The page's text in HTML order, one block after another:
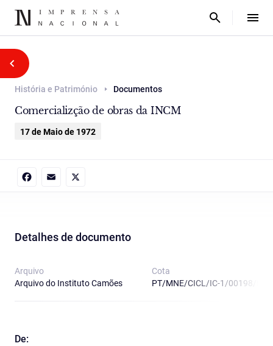
História e Património Documentos
Comercializção de obras da INCM
17 de Maio de 1972
Detalhes de documento
Arquivo
Arquivo do Instituto Camões
Cota
PT/MNE/CICL/IC-1/00198/02
De: